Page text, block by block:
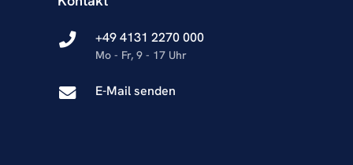
+49 4131 2270 000
Mo - Fr, 9 - 17 Uhr
E-Mail senden